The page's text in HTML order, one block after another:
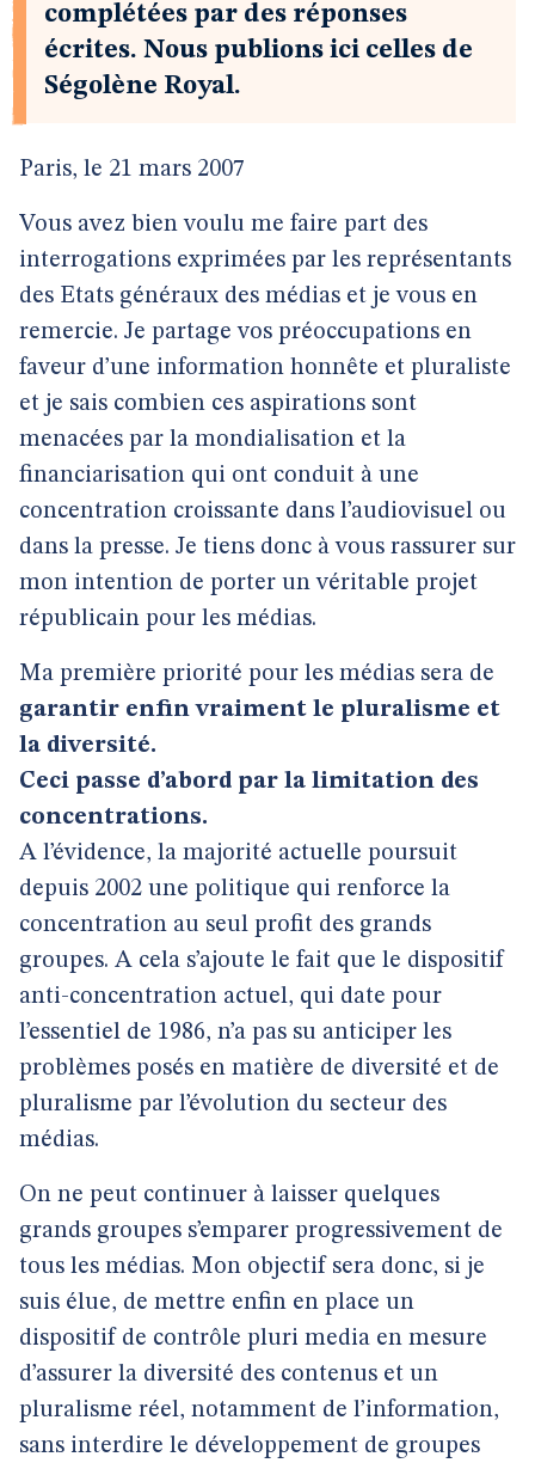
complétées par des réponses
écrites. Nous publions ici celles de
Ségolène Royal.
Paris, le 21 mars 2007
Vous avez bien voulu me faire part des
interrogations exprimées par les représentants
des Etats généraux des médias et je vous en
remercie. Je partage vos préoccupations en
faveur d’une information honnête et pluraliste
et je sais combien ces aspirations sont
menacées par la mondialisation et la
financiarisation qui ont conduit à une
concentration croissante dans l’audiovisuel ou
dans la presse. Je tiens donc à vous rassurer sur
mon intention de porter un véritable projet
républicain pour les médias.
Ma première priorité pour les médias sera de
garantir enfin vraiment le pluralisme et
la diversité.
Ceci passe d’abord par la limitation des
concentrations.
A l’évidence, la majorité actuelle poursuit
depuis 2002 une politique qui renforce la
concentration au seul profit des grands
groupes. A cela s’ajoute le fait que le dispositif
anti-concentration actuel, qui date pour
l’essentiel de 1986, n’a pas su anticiper les
problèmes posés en matière de diversité et de
pluralisme par l’évolution du secteur des
médias.
On ne peut continuer à laisser quelques
grands groupes s’emparer progressivement de
tous les médias. Mon objectif sera donc, si je
suis élue, de mettre enfin en place un
dispositif de contrôle pluri media en mesure
d’assurer la diversité des contenus et un
pluralisme réel, notamment de l’information,
sans interdire le développement de groupes